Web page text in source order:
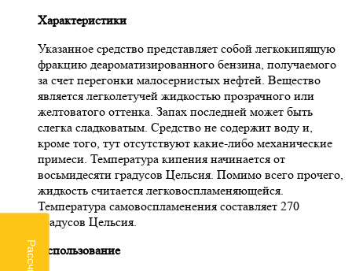
Характеристики
Указанное средство представляет собой легкокипящую
фракцию деароматизированного бензина, получаемого
за счет перегонки малосернистых нефтей. Вещество
является легколетучей жидкостью прозрачного или
желтоватого оттенка. Запах последней может быть
слегка сладковатым. Средство не содержит воду и,
кроме того, тут отсутствуют какие-либо механические
примеси. Температура кипения начинается от
восьмидесяти градусов Цельсия. Помимо всего прочего,
жидкость считается легковоспламеняющейся.
Температура самовоспламенения составляет 270
градусов Цельсия.
Использование